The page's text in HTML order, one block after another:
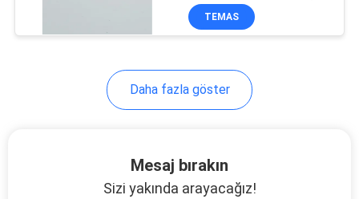
TEMAS
Daha fazla göster
Mesaj bırakın
Sizi yakında arayacağız!